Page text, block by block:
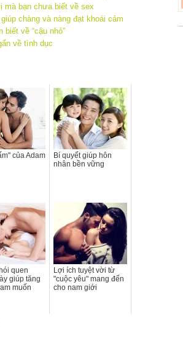
mà bạn chưa biết về sex
chàng và nàng đạt khoái cảm
biết về “cậu nhỏ”
về tình dục
của Adam
Bí quyết giúp hôn
nhân bền vững
quen
giúp tăng
muốn
Lợi ích tuyệt vời từ
"cuộc yêu" mang đến
cho nam giới